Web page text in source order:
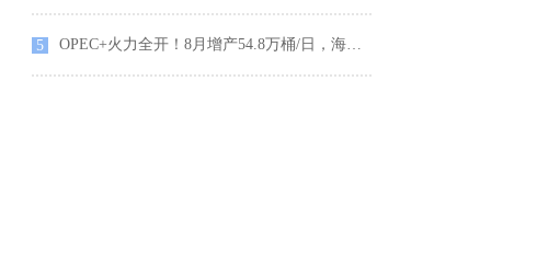
5 OPEC+火力全开！8月增产54.8万桶/日，海湾市场多数上涨，关注美国关税最后期限